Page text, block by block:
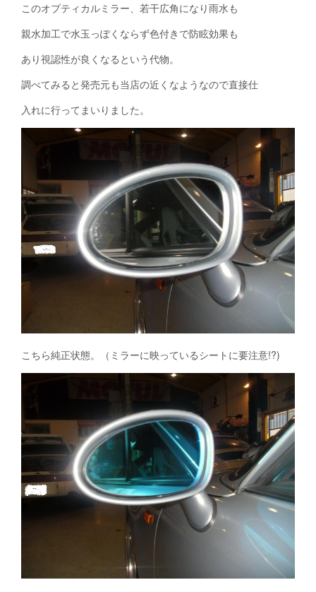
このオプティカルミラー、若干広角になり雨水も
親水加工で水玉っぽくならず色付きで防眩効果も
あり視認性が良くなるという代物。
調べてみると発売元も当店の近くなようなので直接仕
入れに行ってまいりました。
こちら純正状態。（ミラーに映っているシートに要注意!?)